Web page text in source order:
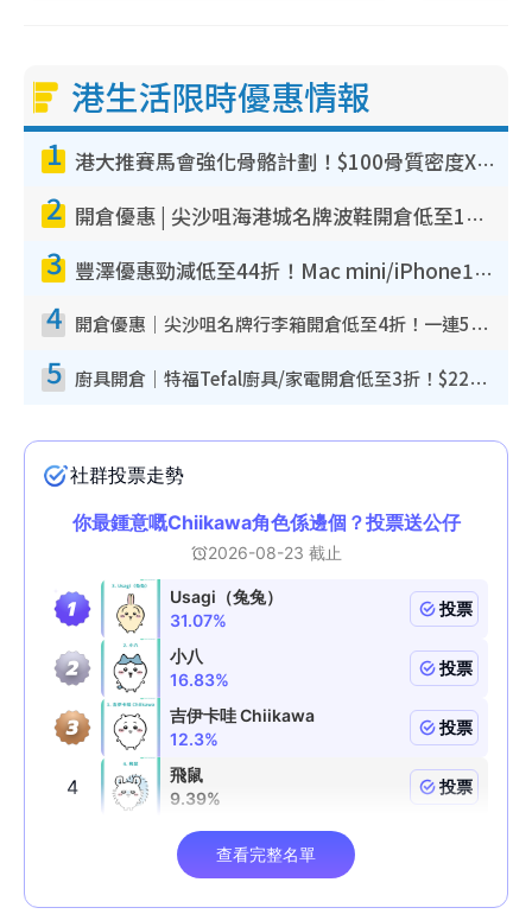
港生活限時優惠情報
1 港大推賽馬會強化骨骼計劃！$100骨質密度X光檢查 完成免費運動訓練送超市禮券！附參加資格
2 開倉優惠 | 尖沙咀海港城名牌波鞋開倉低至1折！On鞋$899起／Joy&Peace鞋履$98起
3 豐澤優惠勁減低至44折！Mac mini/iPhone17Pro大減價！廚房家電$220起
4 開倉優惠｜尖沙咀名牌行李箱開倉低至4折！一連5日 American Tourister/ace./Hallmark $200起！
5 廚具開倉｜特福Tefal廚具/家電開倉低至3折！$220起買平底鍋/炒鑊/湯煲！電飯煲/吸塵機/燙斗$418起